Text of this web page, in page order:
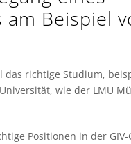
am Beispiel
richtige Studium,
wie der LMU
Positionen in der